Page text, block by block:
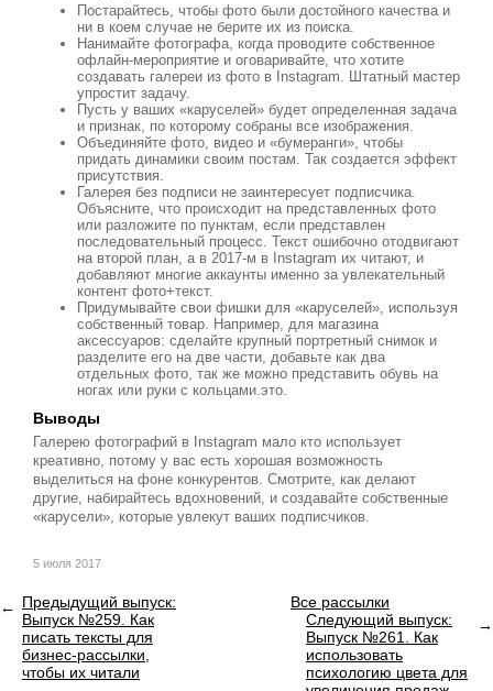
Постарайтесь, чтобы фото были достойного качества и
ни в коем случае не берите их из поиска.
Нанимайте фотографа, когда проводите собственное
офлайн-мероприятие и оговаривайте, что хотите
создавать галереи из фото в Instagram. Штатный мастер
упростит задачу.
Пусть у ваших «каруселей» будет определенная задача
и признак, по которому собраны все изображения.
Объединяйте фото, видео и «бумеранги», чтобы
придать динамики своим постам. Так создается эффект
присутствия.
Галерея без подписи не заинтересует подписчика.
Объясните, что происходит на представленных фото
или разложите по пунктам, если представлен
последовательный процесс. Текст ошибочно отодвигают
на второй план, а в 2017-м в Instagram их читают, и
добавляют многие аккаунты именно за увлекательный
контент фото+текст.
Придумывайте свои фишки для «каруселей», используя
собственный товар. Например, для магазина
аксессуаров: сделайте крупный портретный снимок и
разделите его на две части, добавьте как два
отдельных фото, так же можно представить обувь на
ногах или руки с кольцами.это.
Выводы
Галерею фотографий в Instagram мало кто использует
креативно, потому у вас есть хорошая возможность
выделиться на фоне конкурентов. Смотрите, как делают
другие, набирайтесь вдохновений, и создавайте собственные
«карусели», которые увлекут ваших подписчиков.
5 июля 2017
Предыдущий выпуск:
Выпуск №259. Как
писать тексты для
бизнес-рассылки,
чтобы их читали
Все рассылки
Следующий выпуск:
Выпуск №261. Как
использовать
психологию цвета для